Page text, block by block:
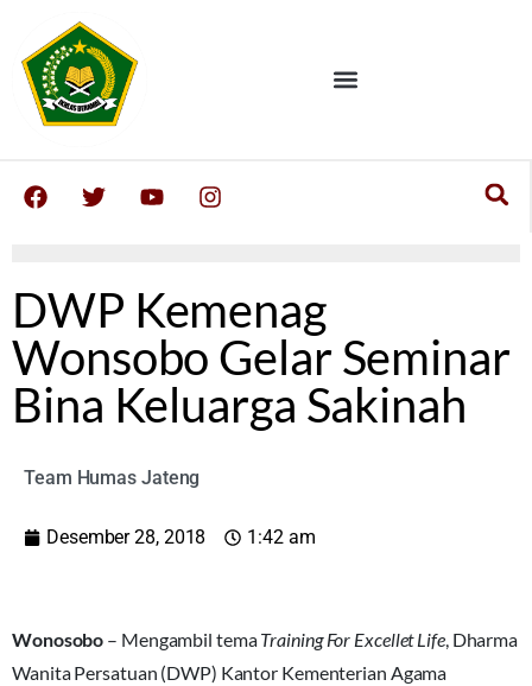
DWP Kemenag
Wonsobo Gelar Seminar
Bina Keluarga Sakinah
Team Humas Jateng
Desember 28, 2018 1:42 am
Wonosobo – Mengambil temaTraining For Excellet Life, Dharma
Wanita Persatuan (DWP) Kantor Kementerian Agama